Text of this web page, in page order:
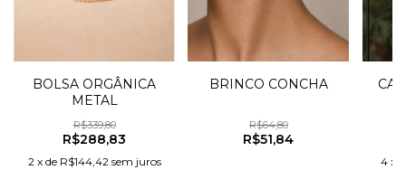
BOLSA ORGÂNICA
METAL
R$339,80
R$288,83
2 x de R$144,42 sem juros
BRINCO CONCHA
R$64,80
R$51,84
4 x